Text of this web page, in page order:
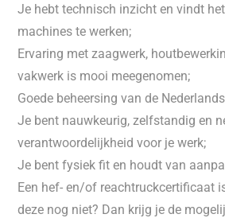
Je hebt technisch inzicht en vindt
machines te werken;
Ervaring met zaagwerk,
vakwerk is mooi meegenomen;
Goede beheersing van de
Je bent nauwkeurig, zelfstandig en
verantwoordelijkheid voor je werk;
Je bent fysiek fit en houdt van
Een hef- en/of reachtruckcertificaat
deze nog niet? Dan krijg je de